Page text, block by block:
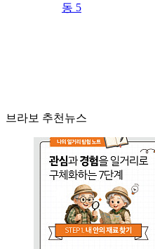
동 5
브라보 추천뉴스